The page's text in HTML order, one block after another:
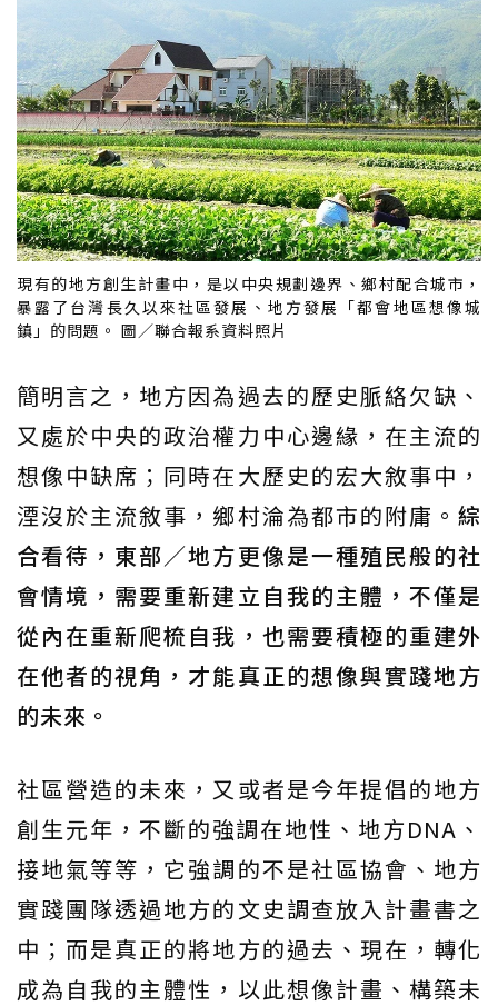
現有的地方創生計畫中，是以中央規劃邊界、鄉村配合城市，
暴露了台灣長久以來社區發展、地方發展「都會地區想像城
鎮」的問題。 圖／聯合報系資料照片
簡明言之，地方因為過去的歷史脈絡欠缺、
又處於中央的政治權力中心邊緣，在主流的
想像中缺席；同時在大歷史的宏大敘事中，
湮沒於主流敘事，鄉村淪為都市的附庸。 綜
合看待，東部／地方更像是一種殖民般的社
會情境，需要重新建立自我的主體，不僅是
從內在重新爬梳自我，也需要積極的重建外
在他者的視角，才能真正的想像與實踐地方
的未來。
社區營造的未來，又或者是今年提倡的地方
創生元年，不斷的強調在地性、地方DNA、
接地氣等等，它強調的不是社區協會、地方
實踐團隊透過地方的文史調查放入計畫書之
中；而是真正的將地方的過去、現在，轉化
成為自我的主體性，以此想像計畫、構築未